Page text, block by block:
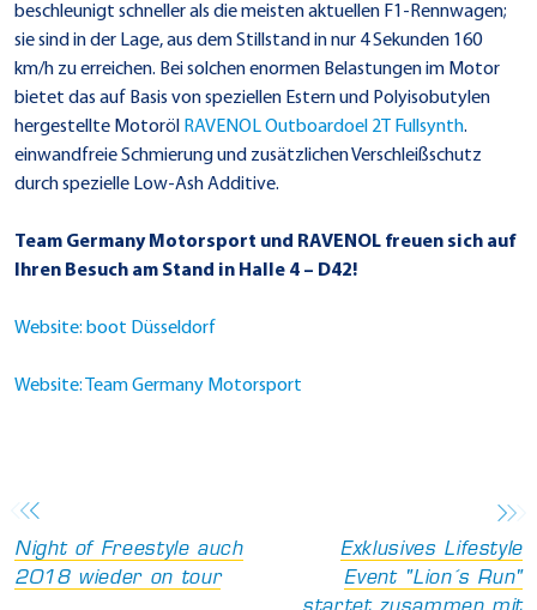
beschleunigt schneller als die meisten aktuellen F1-Rennwagen;
sie sind in der Lage, aus dem Stillstand in nur 4 Sekunden 160
km/h zu erreichen. Bei solchen enormen Belastungen im Motor
bietet das auf Basis von speziellen Estern und Polyisobutylen
hergestellte Motoröl RAVENOL Outboardoel 2T Fullsynth.
einwandfreie Schmierung und zusätzlichen Verschleißschutz
durch spezielle Low-Ash Additive.
Team Germany Motorsport und RAVENOL freuen sich auf
Ihren Besuch am Stand in Halle 4 – D42!
Website: boot Düsseldorf
Website: Team Germany Motorsport
Night of Freestyle auch
2018 wieder on tour
Exklusives Lifestyle
Event "Lion´s Run"